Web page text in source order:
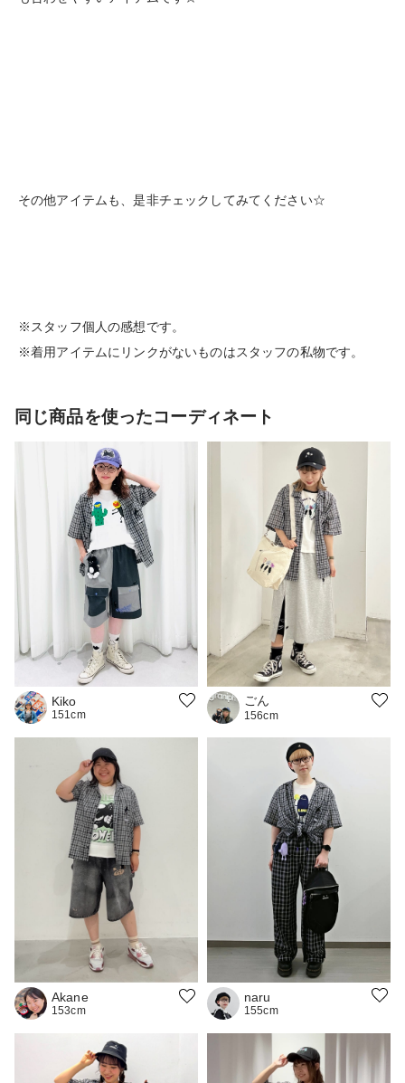
その他アイテムも、是非チェックしてみてください☆
※スタッフ個人の感想です。
※着用アイテムにリンクがないものはスタッフの私物です。
同じ商品を使ったコーディネート
Kiko
151cm
ごん
156cm
Akane
153cm
naru
155cm